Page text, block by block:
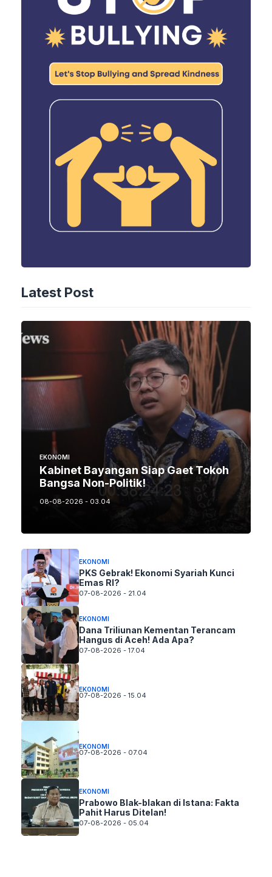
Latest Post
EKONOMI
Kabinet Bayangan Siap Gaet Tokoh
Bangsa Non-Politik!
08-08-2026 - 03.04
EKONOMI
PKS Gebrak! Ekonomi Syariah Kunci
Emas RI?
07-08-2026 - 21.04
EKONOMI
Dana Triliunan Kementan Terancam
Hangus di Aceh! Ada Apa?
07-08-2026 - 17.04
EKONOMI
07-08-2026 - 15.04
EKONOMI
07-08-2026 - 07.04
EKONOMI
Prabowo Blak-blakan di Istana: Fakta
Pahit Harus Ditelan!
07-08-2026 - 05.04